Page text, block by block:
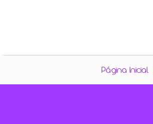
Página Inicial